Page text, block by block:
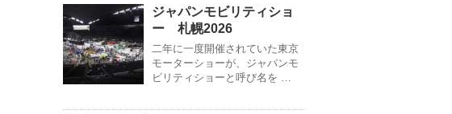
ジャパンモビリティショ
ー 札幌2026
二年に一度開催されていた東京
モーターショーが、ジャパンモ
ビリティショーと呼び名を …